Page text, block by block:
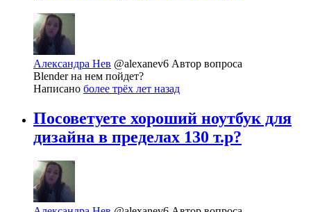
Александра Нев @alexanev6 Автор вопроса
Blender на нем пойдет?
Написано более трёх лет назад
Посоветуете хороший ноутбук для
дизайна в пределах 130 т.р?